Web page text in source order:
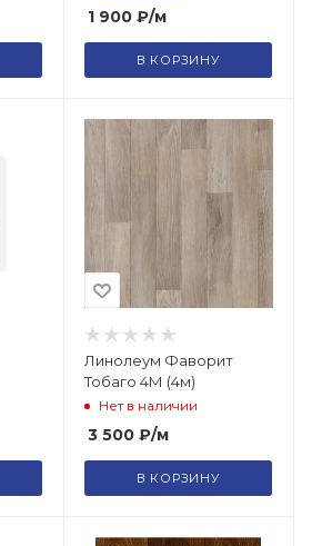
1 900₽/м
В КОРЗИНУ
Линолеум Фаворит
Тобаго 4М (4м)
Нет в наличии
3 500₽/м
В КОРЗИНУ